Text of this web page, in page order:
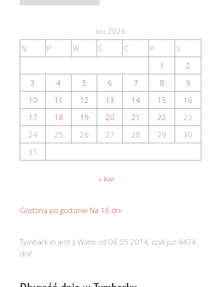
maj 2026
N
P W Ś C P
S
1
2
3
4 5 6 7 8
9
10
11 12 13 14 15
16
17
18 19 20 21 22
23
24
25 26 27 28 29
30
31
« kwi
Godzina po godzinie Na 16 dni
Tymbark.in jest z Wami od 08.05.2014, czyli już 4474
dni!